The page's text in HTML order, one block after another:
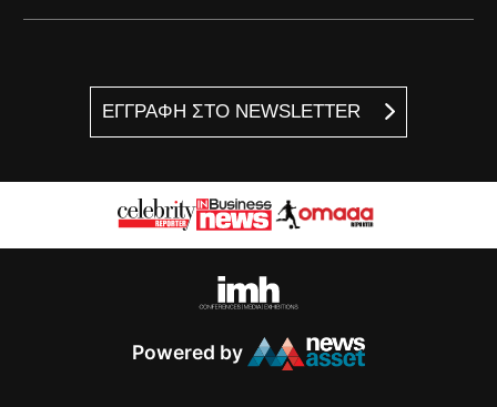
ΕΓΓΡΑΦΗ ΣΤΟ NEWSLETTER
Powered by